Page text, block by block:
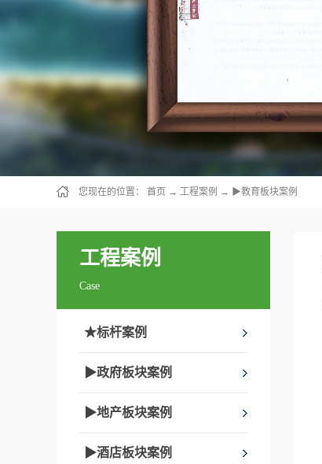
您现在的位置： 首页 → 工程案例 → ▶教育板块案例
工程案例
Case
★标杆案例
▶政府板块案例
▶地产板块案例
▶酒店板块案例